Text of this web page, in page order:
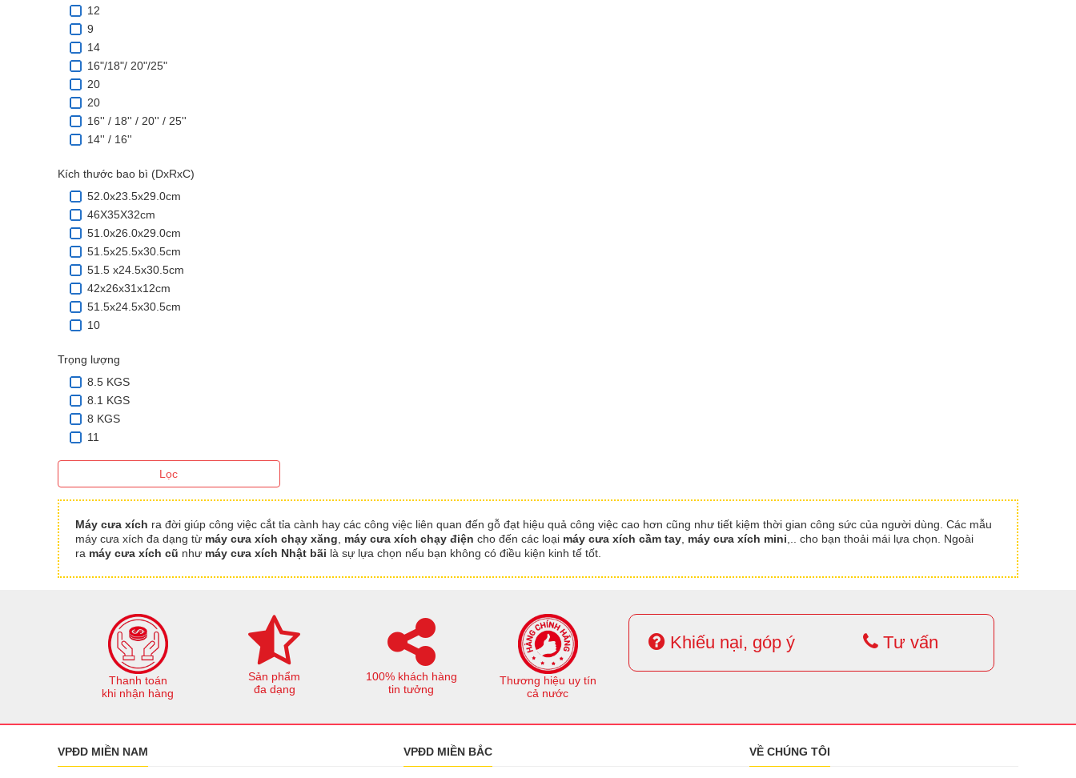
12
9
14
16"/18"/ 20"/25"
20
20
16'' / 18'' / 20'' / 25''
14'' / 16''
Kích thước bao bì (DxRxC)
52.0x23.5x29.0cm
46X35X32cm
51.0x26.0x29.0cm
51.5x25.5x30.5cm
51.5 x24.5x30.5cm
42x26x31x12cm
51.5x24.5x30.5cm
10
Trọng lượng
8.5 KGS
8.1 KGS
8 KGS
11
Lọc
Máy cưa xích ra đời giúp công việc cắt tỉa cành hay các công việc liên quan đến gỗ đạt hiệu quả công việc cao hơn cũng như tiết kiệm thời gian công sức của người dùng. Các mẫu
máy cưa xích đa dạng từ máy cưa xích chạy xăng, máy cưa xích chạy điện cho đến các loại máy cưa xích cầm tay, máy cưa xích mini,.. cho bạn thoải mái lựa chọn. Ngoài
ra máy cưa xích cũ như máy cưa xích Nhật bãi là sự lựa chọn nếu bạn không có điều kiện kinh tế tốt.
Thanh toán
khi nhận hàng
Sản phẩm
đa dạng
100% khách hàng
tin tưởng
Thương hiệu uy tín
cả nước
Khiếu nại, góp ý Tư vấn
VPĐD MIỀN NAM VPĐD MIỀN BẮC VỀ CHÚNG TÔI